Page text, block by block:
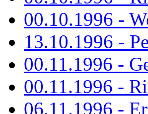
00.10.1996 -
13.10.1996 -
00.11.1996 -
00.11.1996 -
06.11.1996 -